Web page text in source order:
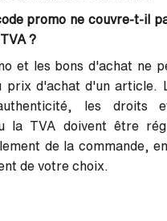
promo ne couvre-t-il
?
et les bons d'achat ne
prix d'achat d'un article.
les droits
la TVA doivent être
de la commande,
de votre choix.